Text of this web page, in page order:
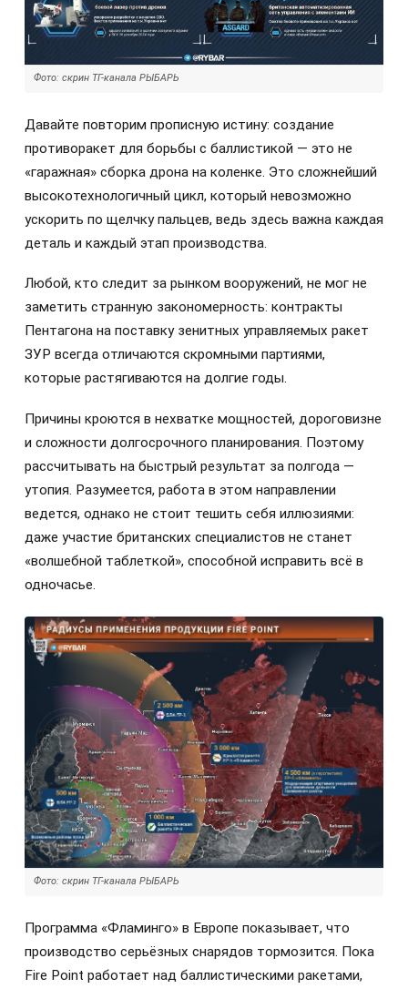
Фото: скрин ТГ-канала РЫБАРЬ
Давайте повторим прописную истину: создание
противоракет для борьбы с баллистикой — это не
«гаражная» сборка дрона на коленке. Это сложнейший
высокотехнологичный цикл, который невозможно
ускорить по щелчку пальцев, ведь здесь важна каждая
деталь и каждый этап производства.
Любой, кто следит за рынком вооружений, не мог не
заметить странную закономерность: контракты
Пентагона на поставку зенитных управляемых ракет
ЗУР всегда отличаются скромными партиями,
которые растягиваются на долгие годы.
Причины кроются в нехватке мощностей, дороговизне
и сложности долгосрочного планирования. Поэтому
рассчитывать на быстрый результат за полгода —
утопия. Разумеется, работа в этом направлении
ведется, однако не стоит тешить себя иллюзиями:
даже участие британских специалистов не станет
«волшебной таблеткой», способной исправить всё в
одночасье.
Фото: скрин ТГ-канала РЫБАРЬ
Программа «Фламинго» в Европе показывает, что
производство серьёзных снарядов тормозится. Пока
Fire Point работает над баллистическими ракетами,